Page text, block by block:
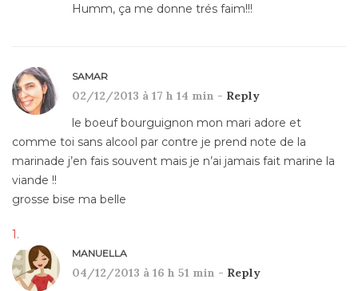
Humm, ça me donne trés faim!!!
SAMAR
02/12/2013 à 17 h 14 min - Reply
le boeuf bourguignon mon mari adore et
comme toi sans alcool par contre je prend note de la
marinade j’en fais souvent mais je n’ai jamais fait marine la
viande !!
grosse bise ma belle
MANUELLA
04/12/2013 à 16 h 51 min - Reply